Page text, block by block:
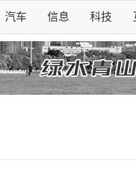
汽车 信息 科技